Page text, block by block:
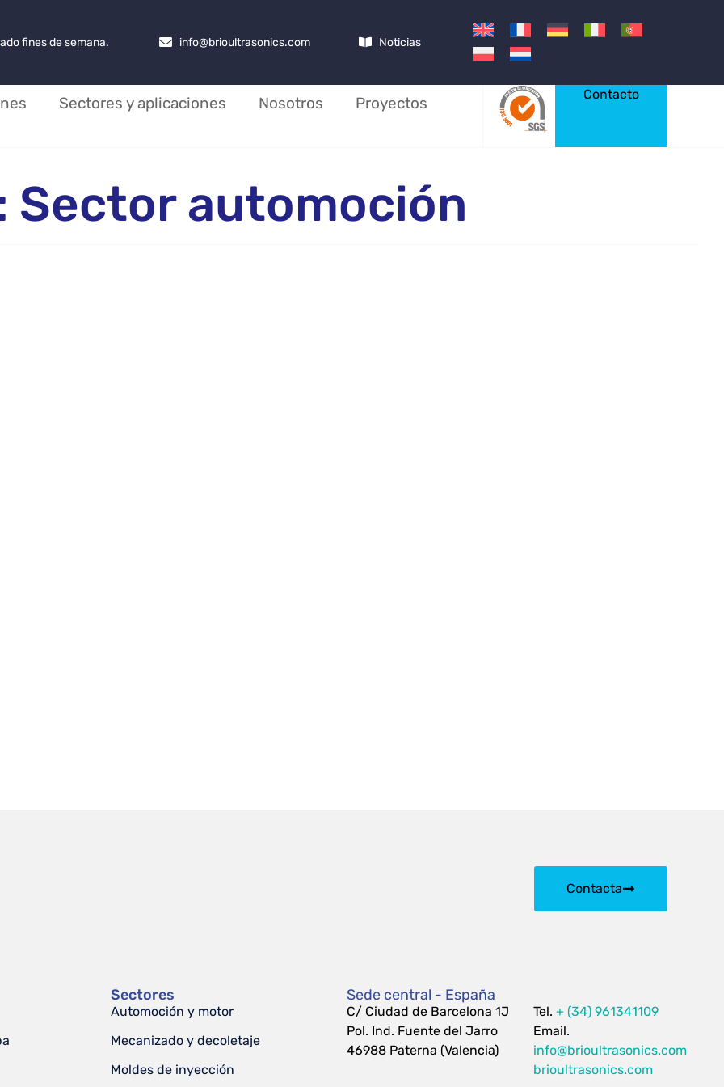
fines de semana. info@brioultrasonics.com Noticias
Sectores y aplicaciones Nosotros Proyectos Contacto
Sector automoción
Contacta
Sectores
Automoción y motor
Mecanizado y decoletaje
Moldes de inyección
Sede central - España
C/ Ciudad de Barcelona 1J
Pol. Ind. Fuente del Jarro
46988 Paterna (Valencia)
Tel.+ (34) 961341109
Email.
info@brioultrasonics.com
brioultrasonics.com